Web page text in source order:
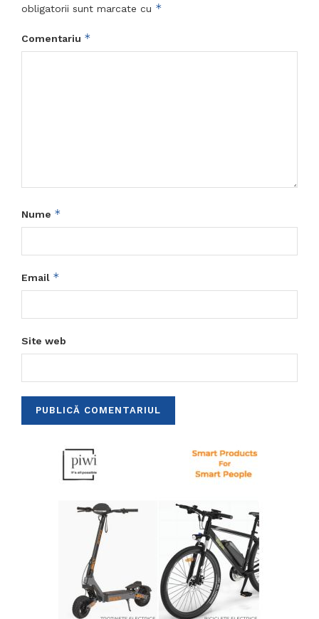
obligatorii sunt marcate cu *
Comentariu *
Nume *
Email *
Site web